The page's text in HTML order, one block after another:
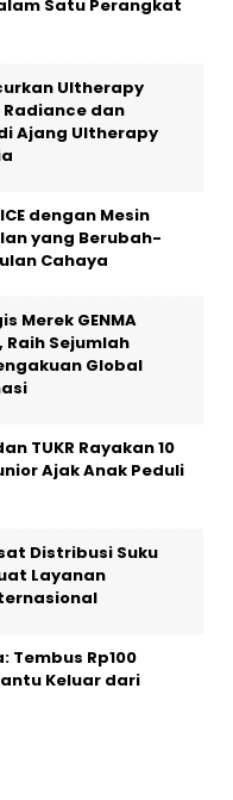
Satu Perangkat
Ultherapy
Radiance dan
Ajang Ultherapy
dengan Mesin
yang Berubah-
Cahaya
Merek GENMA
Raih Sejumlah
Global
TUKR Rayakan 10
Ajak Anak Peduli
Distribusi Suku
Layanan
Tembus Rp100
Keluar dari